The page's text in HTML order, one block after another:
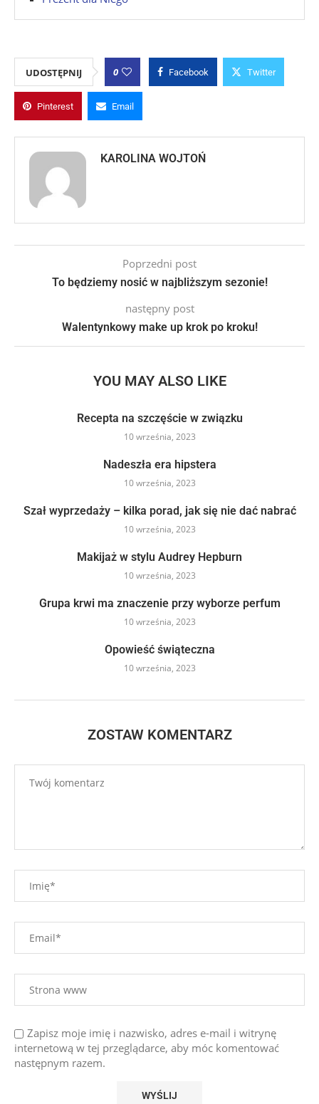
UDOSTĘPNIJ 0 Facebook Twitter
Pinterest Email
KAROLINA WOJTOŃ
Poprzedni post
To będziemy nosić w najbliższym sezonie!
następny post
Walentynkowy make up krok po kroku!
YOU MAY ALSO LIKE
Recepta na szczęście w związku
10 września, 2023
Nadeszła era hipstera
10 września, 2023
Szał wyprzedaży – kilka porad, jak się nie dać nabrać
10 września, 2023
Makijaż w stylu Audrey Hepburn
10 września, 2023
Grupa krwi ma znaczenie przy wyborze perfum
10 września, 2023
Opowieść świąteczna
10 września, 2023
ZOSTAW KOMENTARZ
Zapisz moje imię i nazwisko, adres e-mail i witrynę
internetową w tej przeglądarce, aby móc komentować
następnym razem.